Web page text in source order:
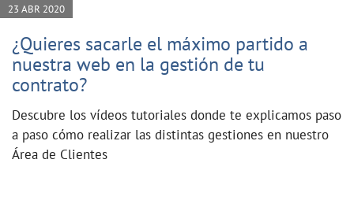
23 ABR 2020
¿Quieres sacarle el máximo partido a
nuestra web en la gestión de tu
contrato?
Descubre los vídeos tutoriales donde te explicamos paso
a paso cómo realizar las distintas gestiones en nuestro
Área de Clientes